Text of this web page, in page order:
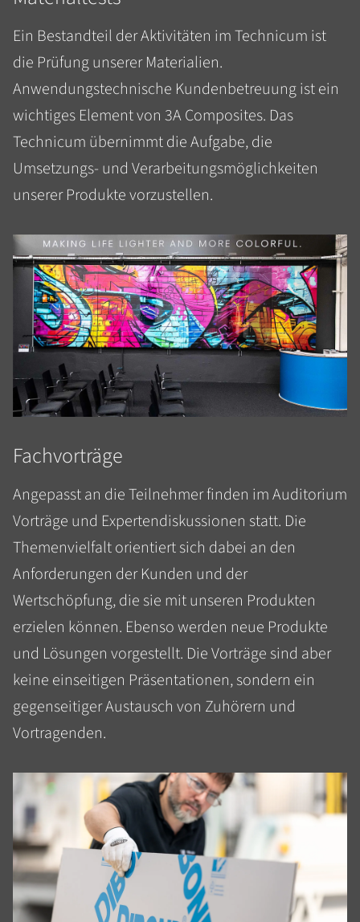
Ein Bestandteil der Aktivitäten im Technicum ist
die Prüfung unserer Materialien.
Anwendungstechnische Kundenbetreuung ist ein
wichtiges Element von 3A Composites. Das
Technicum übernimmt die Aufgabe, die
Umsetzungs- und Verarbeitungsmöglichkeiten
unserer Produkte vorzustellen.
Fachvorträge
Angepasst an die Teilnehmer finden im Auditorium
Vorträge und Expertendiskussionen statt. Die
Themenvielfalt orientiert sich dabei an den
Anforderungen der Kunden und der
Wertschöpfung, die sie mit unseren Produkten
erzielen können. Ebenso werden neue Produkte
und Lösungen vorgestellt. Die Vorträge sind aber
keine einseitigen Präsentationen, sondern ein
gegenseitiger Austausch von Zuhörern und
Vortragenden.